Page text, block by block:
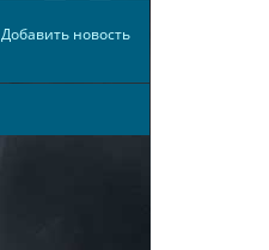
Добавить новость